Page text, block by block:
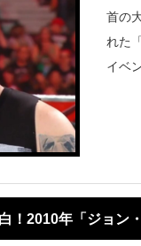
首の
れた
イベ
！2010年「ジョン